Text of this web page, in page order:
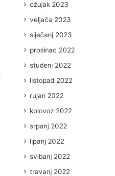
ožujak 2023
veljača 2023
siječanj 2023
prosinac 2022
studeni 2022
listopad 2022
rujan 2022
kolovoz 2022
srpanj 2022
lipanj 2022
svibanj 2022
travanj 2022